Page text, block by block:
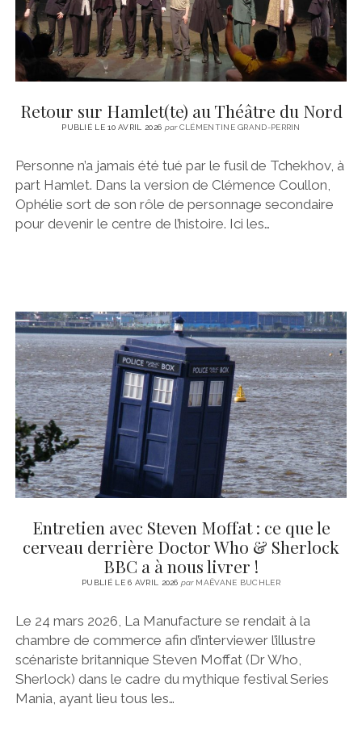
Retour sur Hamlet(te) au Théâtre du Nord
PUBLIÉ LE 10 AVRIL 2026 parCLÉMENTINE GRAND-PERRIN
Personne n’a jamais été tué par le fusil de Tchekhov, à
part Hamlet. Dans la version de Clémence Coullon,
Ophélie sort de son rôle de personnage secondaire
pour devenir le centre de l’histoire. Ici les…
Entretien avec Steven Moffat : ce que le
cerveau derrière Doctor Who & Sherlock
BBC a à nous livrer !
PUBLIÉ LE 6 AVRIL 2026parMAËVANE BUCHLER
Le 24 mars 2026, La Manufacture se rendait à la
chambre de commerce afin d’interviewer l’illustre
scénariste britannique Steven Moffat (Dr Who,
Sherlock) dans le cadre du mythique festival Series
Mania, ayant lieu tous les…